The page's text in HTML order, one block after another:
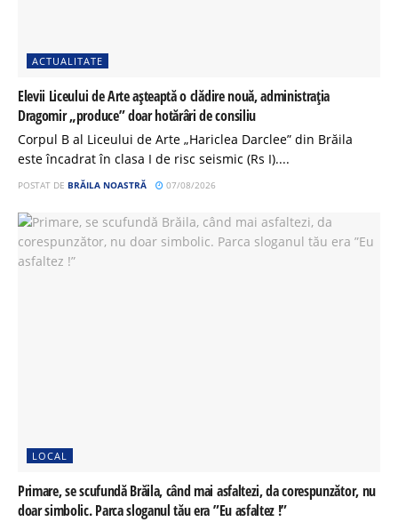
ACTUALITATE
Elevii Liceului de Arte așteaptă o clădire nouă, administrația
Dragomir „produce” doar hotărâri de consiliu
Corpul B al Liceului de Arte „Hariclea Darclee” din Brăila
este încadrat în clasa I de risc seismic (Rs I)....
POSTAT DE BRĂILA NOASTRĂ 07/08/2026
LOCAL
Primare, se scufundă Brăila, când mai asfaltezi, da corespunzător, nu
doar simbolic. Parca sloganul tău era ”Eu asfaltez !”